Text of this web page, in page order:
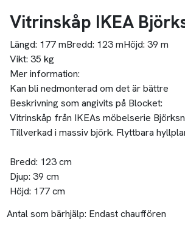
Vitrinskåp IKEA
Längd: 177 mBredd: 123 mHöjd: 39 m
Vikt: 35 kg
Mer information:
Kan bli nedmonterad om det är bättre
Beskrivning som angivits på Blocket:
Vitrinskåp från IKEAs möbelserie
Tillverkad i massiv björk. Flyttbara
Bredd: 123 cm
Djup: 39 cm
Höjd: 177 cm
Antal som bärhjälp: Endast chauffören